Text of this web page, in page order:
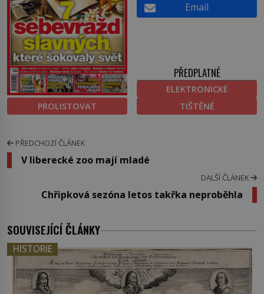
PROLISTOVAT
Email
PŘEDPLATNÉ
ELEKTRONICKÉ
TIŠTĚNÉ
PŘEDCHOZÍ ČLÁNEK
V liberecké zoo mají mladé
DALŠÍ ČLÁNEK
Chřipková sezóna letos takřka neproběhla
SOUVISEJÍCÍ ČLÁNKY
HISTORIE